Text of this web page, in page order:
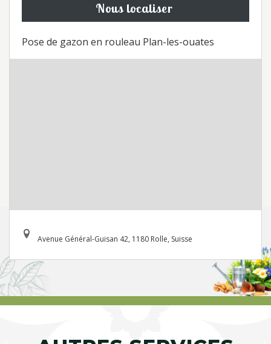
Nous localiser
Pose de gazon en rouleau Plan-les-ouates
Avenue Général-Guisan 42, 1180 Rolle, Suisse